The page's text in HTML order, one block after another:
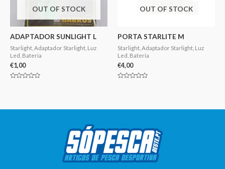
OUT OF STOCK
ADAPTADOR SUNLIGHT L
Starlight, Adaptador Starlight, Luz
Led, Bateria
€1,00
OUT OF STOCK
PORTA STARLITE M
Starlight, Adaptador Starlight, Luz
Led, Bateria
€4,00